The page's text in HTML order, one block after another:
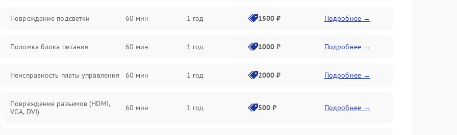
Повреждение подсветки 60 мин 1 год 1500 ₽ Подробнее →
Поломка блока питания 60 мин 1 год 1000 ₽ Подробнее →
Неисправность платы управления 60 мин 1 год 2000 ₽ Подробнее →
Повреждение разъемов (HDMI,
VGA, DVI)
60 мин 1 год 500 ₽ Подробнее →